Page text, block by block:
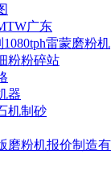
广东
雷蒙磨粉机
粉粉碎站
器
机制砂
磨粉机报价制造